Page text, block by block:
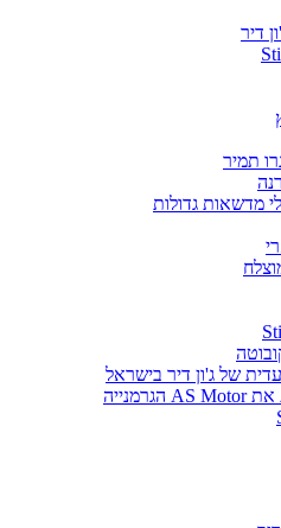
דיר
תמיר
מדשאות גדולות
של ג'ון דיר בישראל